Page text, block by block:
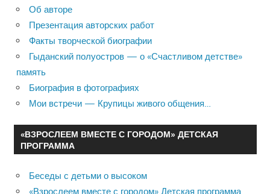
Об авторе
Презентация авторских работ
Факты творческой биографии
Гыданский полуостров — о «Счастливом детстве»
память
Биография в фотографиях
Мои встречи — Крупицы живого общения…
«ВЗРОСЛЕЕМ ВМЕСТЕ С ГОРОДОМ» ДЕТСКАЯ
ПРОГРАММА
Беседы с детьми о высоком
«Взрослеем вместе с городом» Детская программа